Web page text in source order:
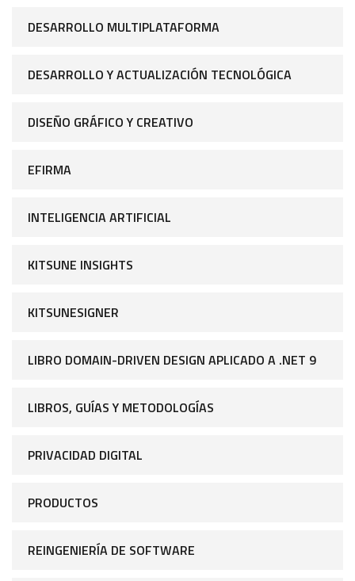
DESARROLLO MULTIPLATAFORMA
DESARROLLO Y ACTUALIZACIÓN TECNOLÓGICA
DISEÑO GRÁFICO Y CREATIVO
EFIRMA
INTELIGENCIA ARTIFICIAL
KITSUNE INSIGHTS
KITSUNESIGNER
LIBRO DOMAIN-DRIVEN DESIGN APLICADO A .NET 9
LIBROS, GUÍAS Y METODOLOGÍAS
PRIVACIDAD DIGITAL
PRODUCTOS
REINGENIERÍA DE SOFTWARE